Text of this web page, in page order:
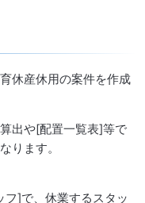
休産休用の案件を作成
出や[配置一覧表]等で
ります。
]で、休業するスタッ